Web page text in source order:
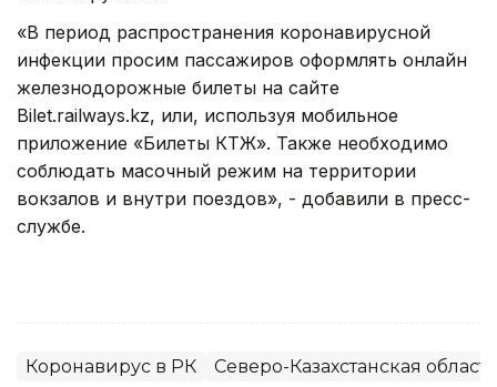
«В период распространения коронавирусной
инфекции просим пассажиров оформлять онлайн
железнодорожные билеты на сайте
Bilet.railways.kz, или, используя мобильное
приложение «Билеты КТЖ». Также необходимо
соблюдать масочный режим на территории
вокзалов и внутри поездов», - добавили в пресс-
службе.
Коронавирус в РК Северо-Казахстанская область